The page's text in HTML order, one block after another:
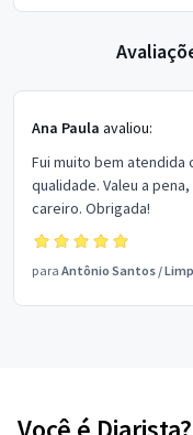
Ana Paula avaliou:
Fui muito bem atendida
qualidade. Valeu a
careiro. Obrigada!
para Antônio Santos /